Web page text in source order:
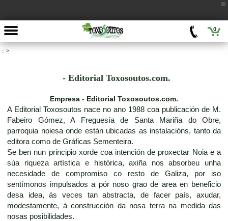
0
:: >
- Editorial Toxosoutos.com.
Empresa - Editorial Toxosoutos.com.
A Editorial Toxosoutos nace no ano 1988 coa publicación de M.
Fabeiro Gómez, A Freguesía de Santa Mariña do Obre,
parroquia noiesa onde están ubicadas as instalacións, tanto da
editora como de Gráficas Sementeira.
Se ben nun principio xorde coa intención de proxectar Noia e a
súa riqueza artística e histórica, axiña nos absorbeu unha
necesidade de compromiso co resto de Galiza, por iso
sentímonos impulsados a pór noso grao de area en beneficio
desa idea, ás veces tan abstracta, de facer país, axudar,
modestamente, á construcción da nosa terra na medida das
nosas posibilidades.